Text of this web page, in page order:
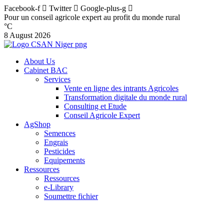
Facebook-f Twitter
Google-plus-g
Pour un conseil agricole expert au profit du monde rural
°C
8 August 2026
About Us
Cabinet BAC
Services
Vente en ligne des intrants Agricoles
Transformation digitale du monde rural
Consulting et Etude
Conseil Agricole Expert
AgShop
Semences
Engrais
Pesticides
Equipements
Ressources
Ressources
e-Library
Soumettre fichier